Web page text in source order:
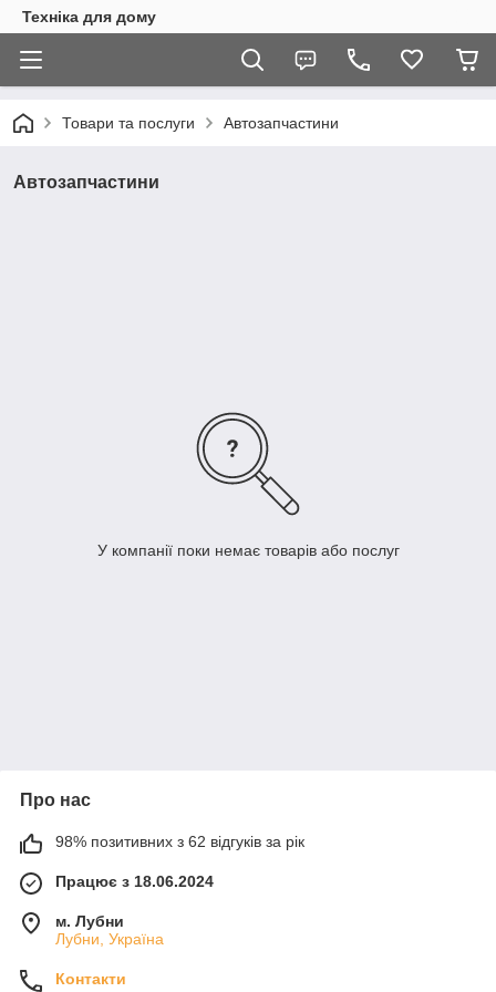
Техніка для дому
Товари та послуги Автозапчастини
Автозапчастини
У компанії поки немає товарів або послуг
Про нас
98% позитивних з 62 відгуків за рік
Працює з 18.06.2024
м. Лубни
Лубни, Україна
Контакти